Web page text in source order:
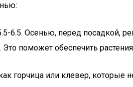
6.5. Осенью, перед посадкой,
поможет обеспечить
горчица или клевер, которые